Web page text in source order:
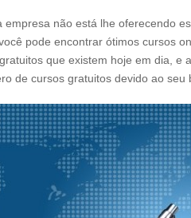
empresa não está lhe oferecendo
pode encontrar ótimos cursos
que existem hoje em dia, e
de cursos gratuitos devido ao seu